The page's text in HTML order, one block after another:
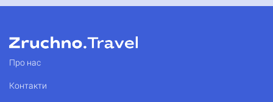
Про нас
Контакти